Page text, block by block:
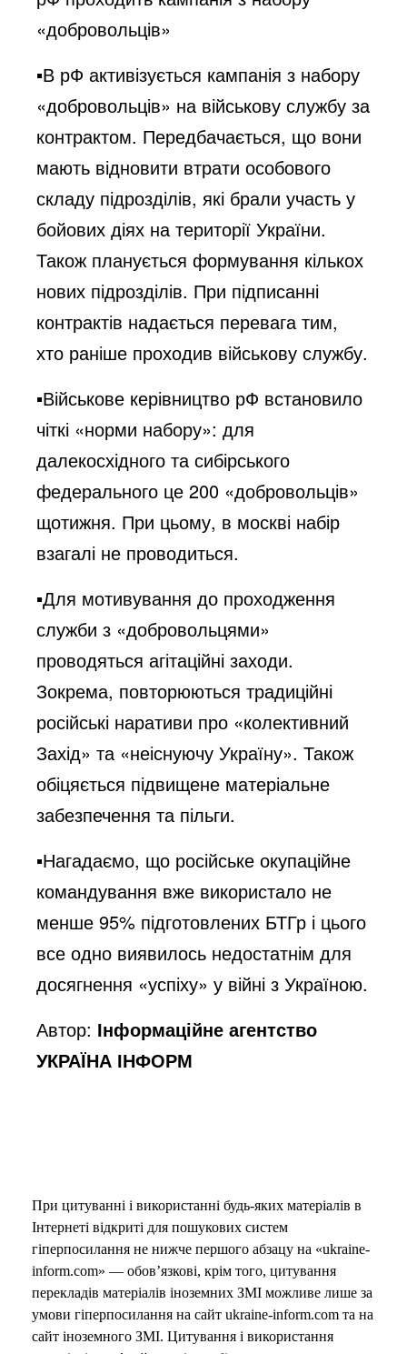
«добровольців»
▪️В рФ активізується кампанія з набору
«добровольців» на військову службу за
контрактом. Передбачається, що вони
мають відновити втрати особового
складу підрозділів, які брали участь у
бойових діях на території України.
Також планується формування кількох
нових підрозділів. При підписанні
контрактів надається перевага тим,
хто раніше проходив військову службу.
▪️Військове керівництво рФ встановило
чіткі «норми набору»: для
далекосхідного та сибірського
федерального це 200 «добровольців»
щотижня. При цьому, в москві набір
взагалі не проводиться.
▪️Для мотивування до проходження
служби з «добровольцями»
проводяться агітаційні заходи.
Зокрема, повторюються традиційні
російські наративи про «колективний
Захід» та «неіснуючу Україну». Також
обіцяється підвищене матеріальне
забезпечення та пільги.
▪️Нагадаємо, що російське окупаційне
командування вже використало не
менше 95% підготовлених БТГр і цього
все одно виявилось недостатнім для
досягнення «успіху» у війні з Україною.
Автор: Інформаційне агентство
УКРАЇНА ІНФОРМ
При цитуванні і використанні будь-яких матеріалів в
Інтернеті відкриті для пошукових систем
гіперпосилання не нижче першого абзацу на «ukraine-
inform.com» — обов’язкові, крім того, цитування
перекладів матеріалів іноземних ЗМІ можливе лише за
умови гіперпосилання на сайт ukraine-inform.com та на
сайт іноземного ЗМІ. Цитування і використання